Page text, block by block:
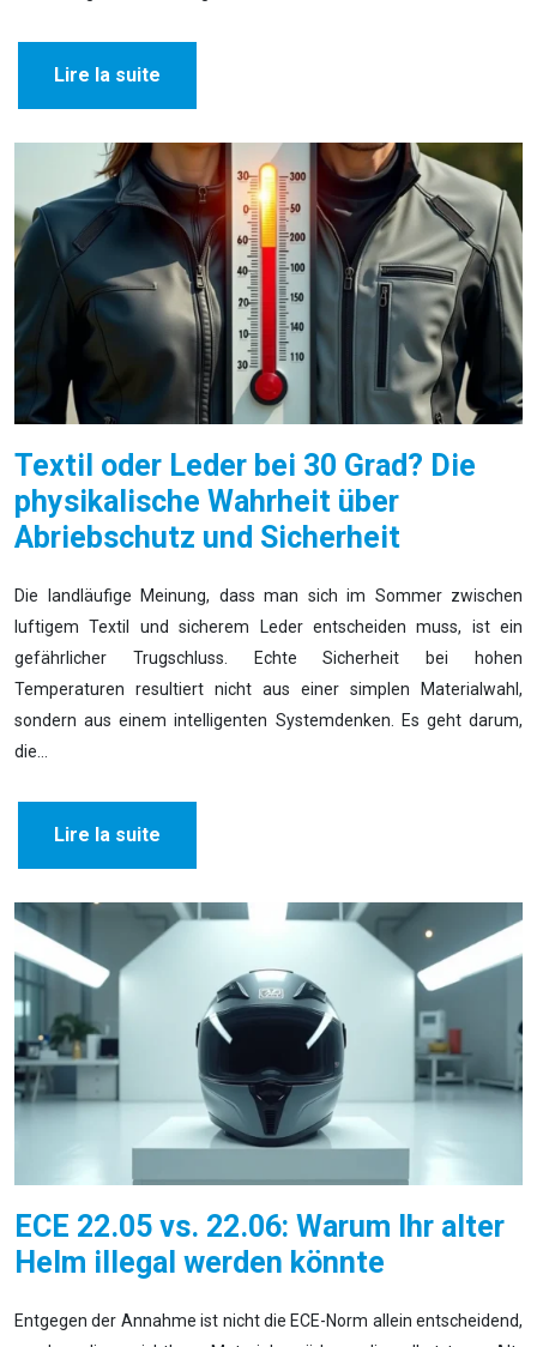
Lire la suite
Textil oder Leder bei 30 Grad? Die
physikalische Wahrheit über
Abriebschutz und Sicherheit
Die landläufige Meinung, dass man sich im Sommer zwischen
luftigem Textil und sicherem Leder entscheiden muss, ist ein
gefährlicher Trugschluss. Echte Sicherheit bei hohen
Temperaturen resultiert nicht aus einer simplen Materialwahl,
sondern aus einem intelligenten Systemdenken. Es geht darum,
die…
Lire la suite
ECE 22.05 vs. 22.06: Warum Ihr alter
Helm illegal werden könnte
Entgegen der Annahme ist nicht die ECE-Norm allein entscheidend,